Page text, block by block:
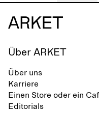
Über ARKET
Über uns
Karriere
Einen Store oder ein
Editorials